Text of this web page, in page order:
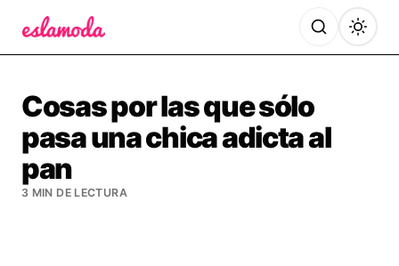
Cosas por las que sólo
pasa una chica adicta al
pan
3 MIN DE LECTURA